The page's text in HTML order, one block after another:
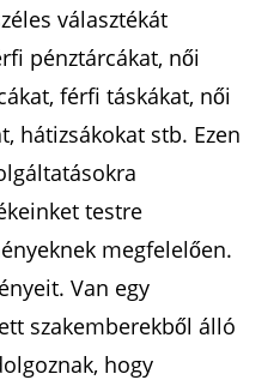
választékát
pénztárcákat, női
férfi táskákat, női
hátizsákokat stb. Ezen
testre
megfelelően.
Van egy
szakemberekből álló
hogy